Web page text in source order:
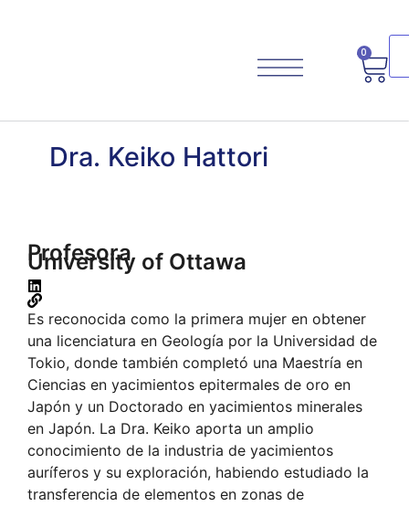
0
Dra. Keiko Hattori
Profesora
University of Ottawa
Es reconocida como la primera mujer en obtener
una licenciatura en Geología por la Universidad de
Tokio, donde también completó una Maestría en
Ciencias en yacimientos epitermales de oro en
Japón y un Doctorado en yacimientos minerales
en Japón. La Dra. Keiko aporta un amplio
conocimiento de la industria de yacimientos
auríferos y su exploración, habiendo estudiado la
transferencia de elementos en zonas de